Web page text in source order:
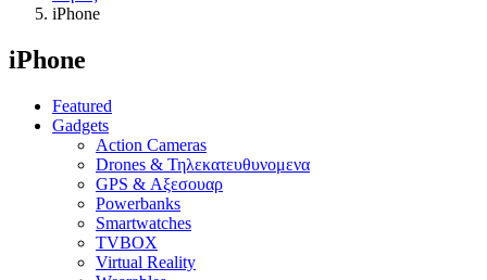
iPhone
iPhone
Featured
Gadgets
Action Cameras
Drones & Τηλεκατευθυνομενα
GPS & Αξεσουαρ
Powerbanks
Smartwatches
TVBOX
Virtual Reality